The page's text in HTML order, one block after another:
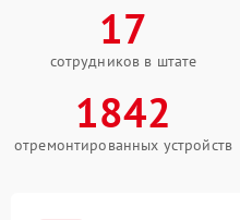
17
сотрудников в штате
1842
отремонтированных устройств